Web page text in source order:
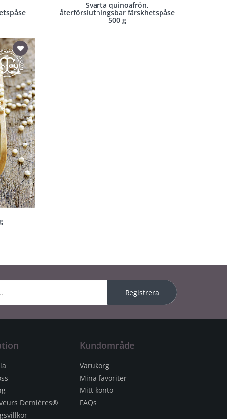
Svarta quinoafrön,
återförslutningsbar färskhetspåse
500 g
Registrera
Dernières®
Kundområde
Varukorg
Mina favoriter
Mitt konto
FAQs